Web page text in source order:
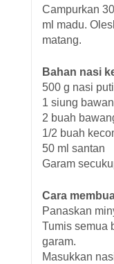
Campurkan
ml madu.
matang.
Bahan nasi
500 g nasi
1 siung
2 buah
1/2 buah
50 ml santan
Garam
Cara
Panaskan
Tumis semua
garam.
Masukkan